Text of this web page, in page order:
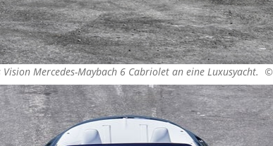
Mercedes-Maybach 6 Cabriolet an eine Luxusyacht. ©